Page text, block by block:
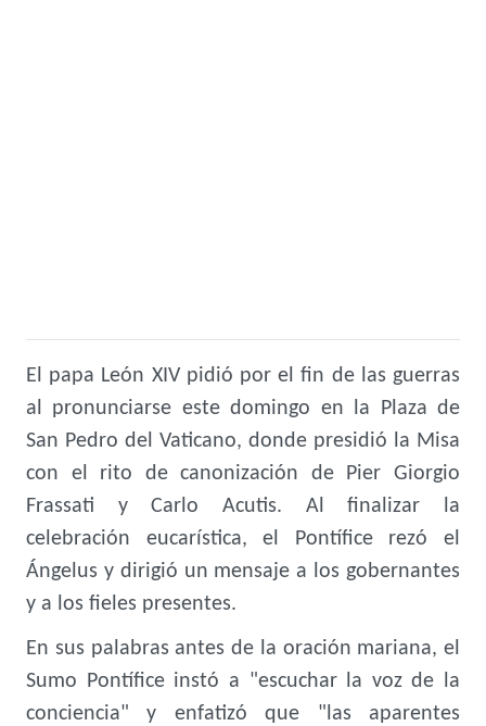
El papa León XIV pidió por el fin de las guerras
al pronunciarse este domingo en la Plaza de
San Pedro del Vaticano, donde presidió la Misa
con el rito de canonización de Pier Giorgio
Frassati y Carlo Acutis. Al finalizar la
celebración eucarística, el Pontífice rezó el
Ángelus y dirigió un mensaje a los gobernantes
y a los fieles presentes.
En sus palabras antes de la oración mariana, el
Sumo Pontífice instó a "escuchar la voz de la
conciencia" y enfatizó que "las aparentes